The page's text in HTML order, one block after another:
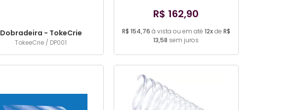
Dobradeira - TokeCrie
TokeeCrie / DP001
R$ 162,90
R$ 154,76 à vista ou em até 12xde R$
13,58 sem juros